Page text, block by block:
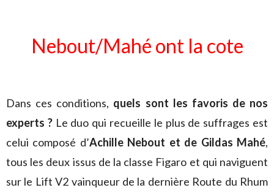
Nebout/Mahé ont la cote
Dans ces conditions, quels sont les favoris de nos
experts ?Le duo qui recueille le plus de suffrages est
celui composé d’Achille Nebout et de Gildas Mahé,
tous les deux issus de la classe Figaro et qui naviguent
sur le Lift V2 vainqueur de la dernière Route du Rhum